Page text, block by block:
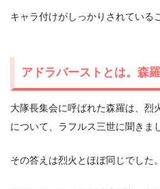
キャラ付けがしっかりされている
アドラバーストとは。森
大隊長集会に呼ばれた森羅は、烈
について、ラフルス三世に聞きま
その答えは烈火とほぼ同じでした。